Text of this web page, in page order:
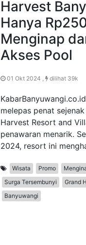
Harvest
Hanya
Menginap
Akses Pool
01 Okt 2024 , dilihat 39k
melepas penat
Harvest Resort and
penawaran menarik.
2024, resort ini
Wisata Promo
Surga Tersembunyi
Grand
Banyuwangi